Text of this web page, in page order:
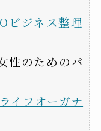
ビジネス整理
性のためのパ
ライフオーガナ